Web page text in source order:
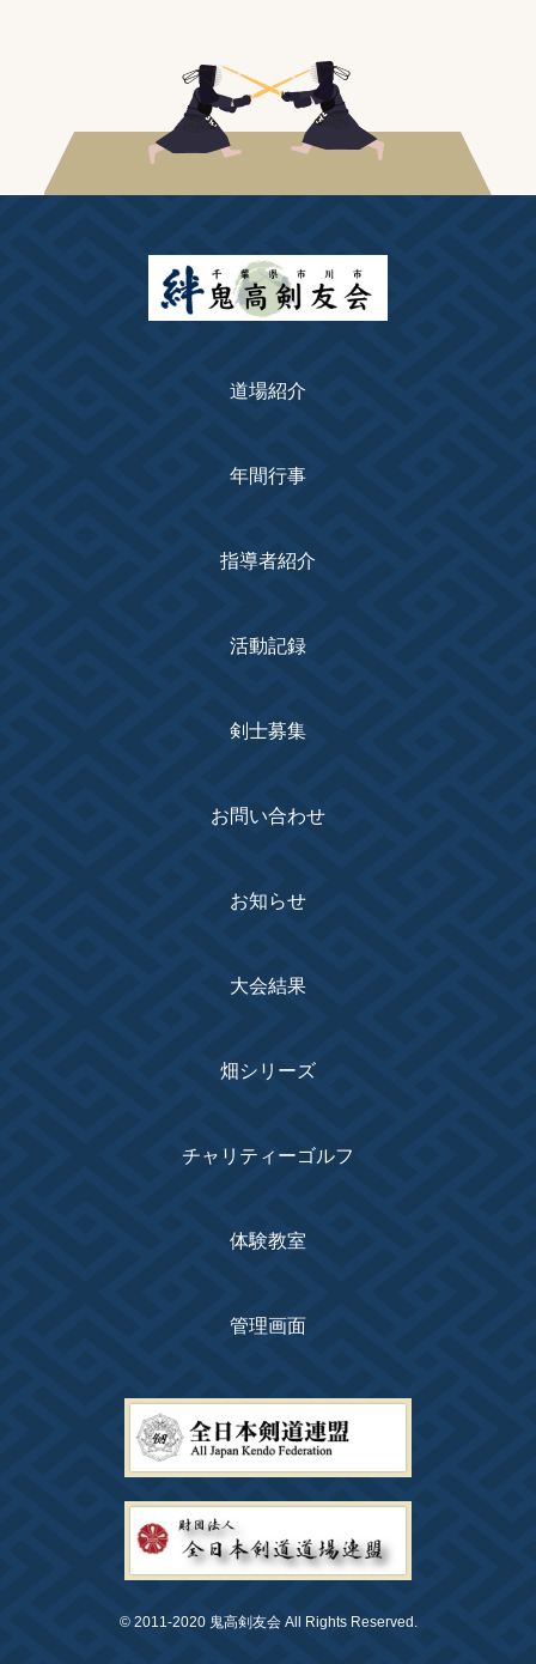
道場紹介
年間行事
指導者紹介
活動記録
剣士募集
お問い合わせ
お知らせ
大会結果
畑シリーズ
チャリティーゴルフ
体験教室
管理画面
© 2011-2020 鬼高剣友会 All Rights Reserved.